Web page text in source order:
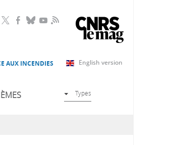
RSS
English version
AUX INCENDIES
Types